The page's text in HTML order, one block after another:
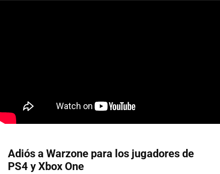
Adiós a Warzone para los jugadores de
PS4 y Xbox One